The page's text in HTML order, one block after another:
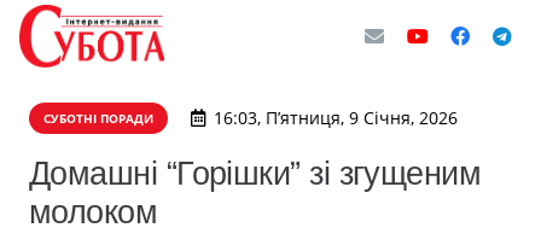
СУБОТНІ ПОРАДИ 16:03, П’ятниця, 9 Січня, 2026
Домашні “Горішки” зі згущеним
молоком